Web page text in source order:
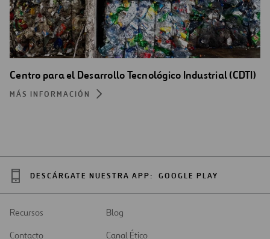
Centro para el Desarrollo Tecnológico Industrial (CDTI)
MÁS INFORMACIÓN
DESCÁRGATE NUESTRA APP: GOOGLE PLAY
Recursos
Blog
Contacto
Canal Ético